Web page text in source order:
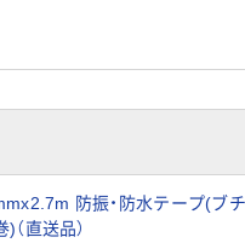
防振・防水テープ(ブ
直送品）